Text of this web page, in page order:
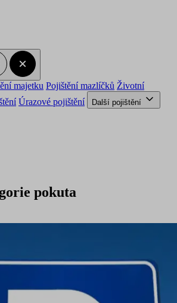
majetku Pojištění mazlíčků Životní
Úrazové pojištění
Další pojištění
pokuta